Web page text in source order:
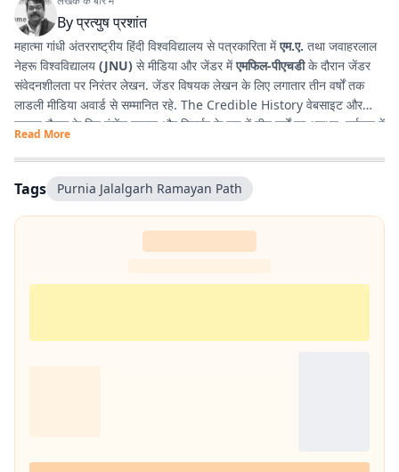
Byप्रत्युष प्रशांत
महात्मा गांधी अंतरराष्ट्रीय हिंदी विश्वविद्यालय से पत्रकारिता मेंएम.ए. तथा जवाहरलाल
नेहरू विश्वविद्यालय (JNU) से मीडिया और जेंडर मेंएमफिल-पीएचडीके दौरान जेंडर
संवेदनशीलता पर निरंतर लेखन. जेंडर विषयक लेखन के लिए लगातार तीन वर्षों तक
लाडली मीडिया अवार्ड से सम्मानित रहे. The Credible History वेबसाइट और
यूट्यूब चैनल के लिए कंटेंट राइटर और रिसर्चर के रूप में तीन वर्षों का अनुभव. वर्तमान में
प्रभात खबर डिजिटल
किताबें पढ़ने, वायलिन बजाने और कला-साहित्य में गहरी रुचि रखते हैं तथा बिहार को
सामाजिक, सांस्कृतिक और राजनीतिक दृष्टि से समझने में विशेष दिलचस्पी.
Read More
Tags Purnia Jalalgarh Ramayan Path